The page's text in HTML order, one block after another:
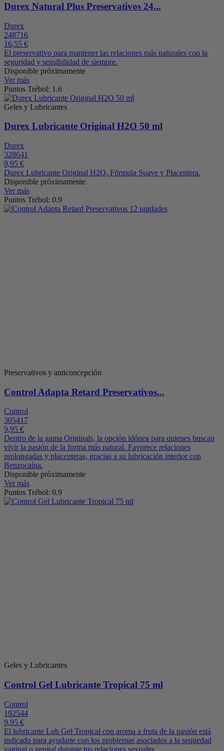
Durex Natural Plus Preservativos 24...
Durex
248716
16,55 €
El preservativo para mantener las relaciones más naturales con la
seguridad y sensibilidad de siempre.
Disponible próximamente
Ver más
Puntos Trébol: 1.6
Geles y Lubricantes
Durex Lubricante Original H2O 50 ml
Durex
328641
9,95 €
Durex Lubricante Original H2O, Fórmula Suave y Placentera.
Disponible próximamente
Ver más
Puntos Trébol: 0.9
Preservativos y anticoncepción
Control Adapta Retard Preservativos...
Control
305417
9,95 €
Dentro de la gama Originals, la opción idónea para quienes buscan
vivir la pasión de la forma más natural. Favorece relaciones
prolongadas y placenteras, gracias a su lubricación interior con
Benzocaína.
Disponible próximamente
Ver más
Puntos Trébol: 0.9
Geles y Lubricantes
Control Gel Lubricante Tropical 75 ml
Control
192544
9,95 €
El lubricante Lub Gel Tropical con aroma a fruta de la pasión está
indicado para ayudarte con los problemas asociados a la sequedad
vaginal o genital durante tus relaciones sexuales.